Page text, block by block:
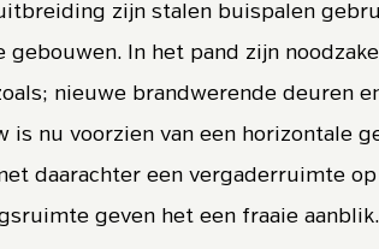
zijn stalen buispalen
gebouwen. In het pand zijn
nieuwe brandwerende deuren
is nu voorzien van een horizontale
daarachter een vergaderruimte
geven het een fraaie aanblik.